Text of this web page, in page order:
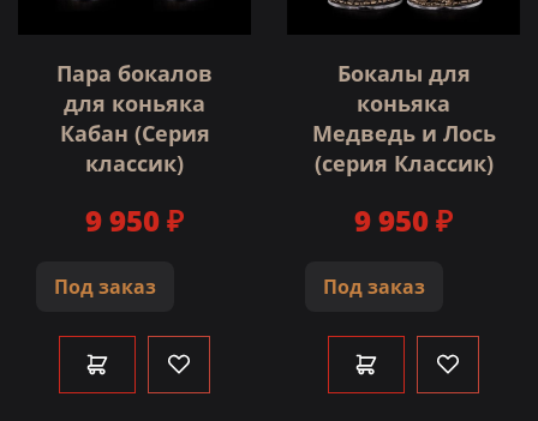
Пара бокалов
для коньяка
Кабан (Серия
классик)
Под заказ
9 950 ₽
Бокалы для
коньяка
Медведь и Лось
(серия Классик)
Под заказ
9 950 ₽